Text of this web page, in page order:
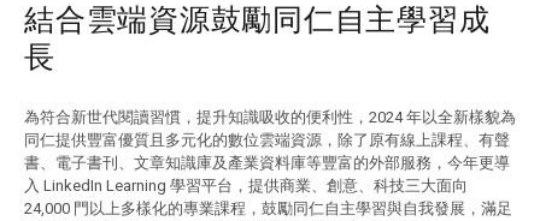
結合雲端資源鼓勵同仁自主學習成
長
為符合新世代閱讀習慣，提升知識吸收的便利性，2024 年以全新樣貌為
同仁提供豐富優質且多元化的數位雲端資源，除了原有線上課程、有聲
書、電子書刊、文章知識庫及產業資料庫等豐富的外部服務，今年更導
入 LinkedIn Learning 學習平台，提供商業、創意、科技三大面向
24,000 門以上多樣化的專業課程，鼓勵同仁自主學習與自我發展，滿足